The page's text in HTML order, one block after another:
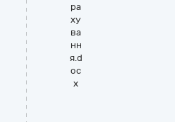
ра
ху
ва
нн
я.d
oc
x